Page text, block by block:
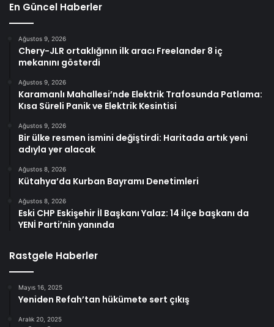
En Güncel Haberler
Ağustos 9, 2026
Chery-JLR ortaklığının ilk aracı Freelander 8 iç
mekanını gösterdi
Ağustos 9, 2026
Karamanlı Mahallesi’nde Elektrik Trafosunda Patlama:
Kısa Süreli Panik ve Elektrik Kesintisi
Ağustos 9, 2026
Bir ülke resmen ismini değiştirdi: Haritada artık yeni
adıyla yer alacak
Ağustos 8, 2026
Kütahya’da Kurban Bayramı Denetimleri
Ağustos 8, 2026
Eski CHP Eskişehir İl Başkanı Yalaz: 14 ilçe başkanı da
YENİ Parti’nin yanında
Rastgele Haberler
Mayıs 16, 2025
Yeniden Refah’tan hükümete sert çıkış
Aralık 20, 2025